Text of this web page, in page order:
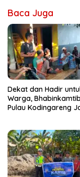
Baca Juga
Dekat dan Hadir
Warga,
Pulau Kodingareng